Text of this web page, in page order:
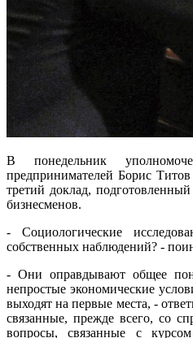
В понедельник
предпринимателей Борис
третий доклад,
бизнесменов.
- Социологические
собственных наблюдений? -
- Они оправдывают общее
непростые экономические
выходят на первые места, -
связанные, прежде всего, со
вопросы, связанные с